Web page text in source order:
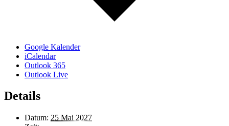
Google Kalender
iCalendar
Outlook 365
Outlook Live
Details
Datum: 25 Mai 2027